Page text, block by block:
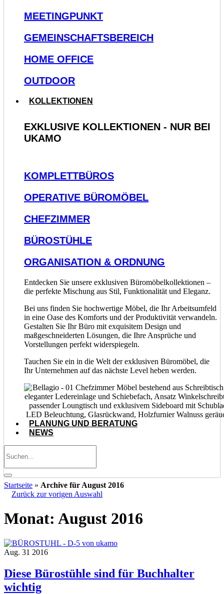
MEETINGPUNKT
GEMEINSCHAFTSBEREICH
HOME OFFICE
OUTDOOR
KOLLEKTIONEN
EXKLUSIVE KOLLEKTIONEN - NUR BEI
UKAMO
KOMPLETTBÜROS
OPERATIVE BÜROMÖBEL
CHEFZIMMER
BÜROSTÜHLE
ORGANISATION & ORDNUNG
Entdecken Sie unsere exklusiven Büromöbelkollektionen –
die perfekte Mischung aus Stil, Funktionalität und Eleganz.
Bei uns finden Sie hochwertige Möbel, die Ihr Arbeitsumfeld
in eine Oase des Komforts und der Produktivität verwandeln.
Gestalten Sie Ihr Büro mit exquisitem Design und
maßgeschneiderten Lösungen, die Ihre Ansprüche und
Vorstellungen perfekt widerspiegeln.
Tauchen Sie ein in die Welt der exklusiven Büromöbel, die
Ihr Unternehmen auf das nächste Level heben werden.
PLANUNG UND BERATUNG
NEWS
Startseite » Archive für August 2016
Zurück zur vorigen Auswahl
Monat: August 2016
Aug. 31 2016
Diese Bürostühle sind für Buchhalter
wichtig